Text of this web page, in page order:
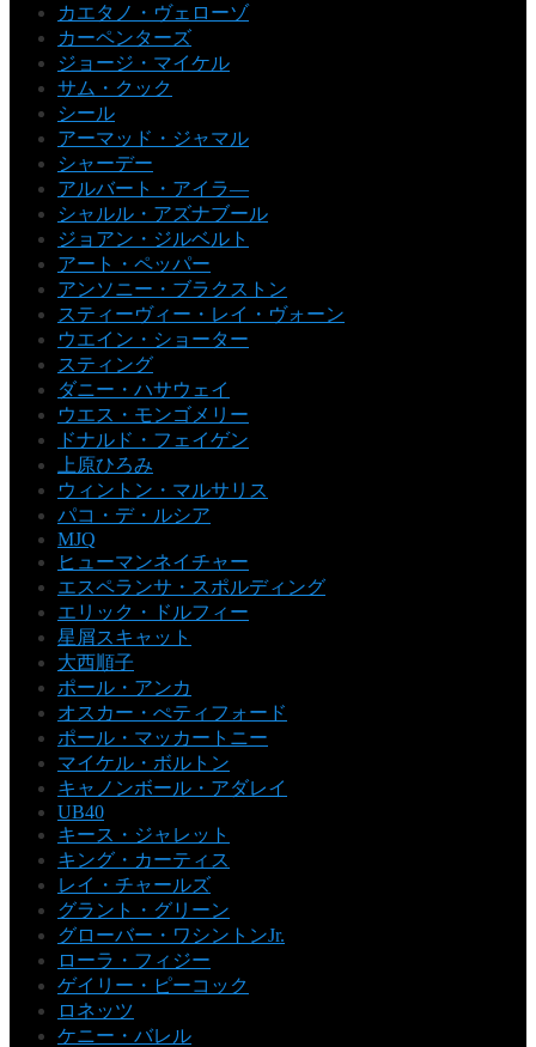
カエタノ・ヴェローゾ
カーペンターズ
ジョージ・マイケル
サム・クック
シール
アーマッド・ジャマル
シャーデー
アルバート・アイラ―
シャルル・アズナブール
ジョアン・ジルベルト
アート・ペッパー
アンソニー・ブラクストン
スティーヴィー・レイ・ヴォーン
ウエイン・ショーター
スティング
ダニー・ハサウェイ
ウエス・モンゴメリー
ドナルド・フェイゲン
上原ひろみ
ウィントン・マルサリス
パコ・デ・ルシア
MJQ
ヒューマンネイチャー
エスペランサ・スポルディング
エリック・ドルフィー
星屑スキャット
大西順子
ポール・アンカ
オスカー・ぺティフォード
ポール・マッカートニー
マイケル・ボルトン
キャノンボール・アダレイ
UB40
キース・ジャレット
キング・カーティス
レイ・チャールズ
グラント・グリーン
グローバー・ワシントンJr.
ローラ・フィジー
ゲイリー・ピーコック
ロネッツ
ケニー・バレル